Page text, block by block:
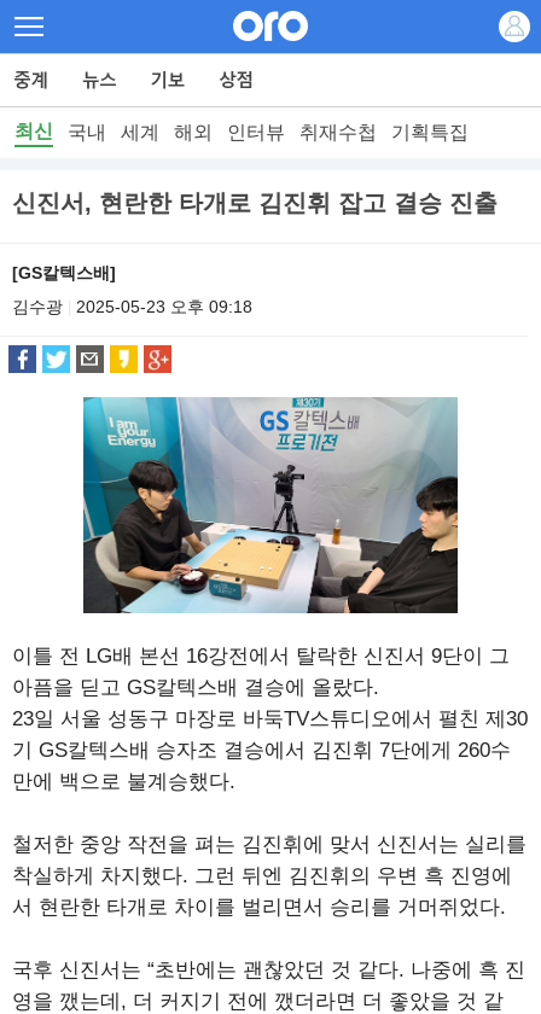
최신 국내 세계 해외 인터뷰 취재수첩 기획특집
신진서, 현란한 타개로 김진휘 잡고 결승 진출
[GS칼텍스배]
김수광
2025-05-23 오후 09:18
이틀 전 LG배 본선 16강전에서 탈락한 신진서 9단이 그
아픔을 딛고 GS칼텍스배 결승에 올랐다.
23일 서울 성동구 마장로 바둑TV스튜디오에서 펼친 제30
기 GS칼텍스배 승자조 결승에서 김진휘 7단에게 260수
만에 백으로 불계승했다.
철저한 중앙 작전을 펴는 김진휘에 맞서 신진서는 실리를
착실하게 차지했다. 그런 뒤엔 김진휘의 우변 흑 진영에
서 현란한 타개로 차이를 벌리면서 승리를 거머쥐었다.
국후 신진서는 “초반에는 괜찮았던 것 같다. 나중에 흑 진
영을 깼는데, 더 커지기 전에 깼더라면 더 좋았을 것 같